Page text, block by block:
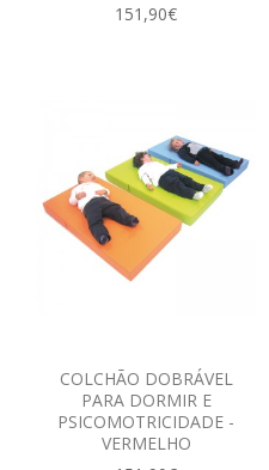
151,90€
COLCHÃO DOBRÁVEL
PARA DORMIR E
PSICOMOTRICIDADE -
VERMELHO